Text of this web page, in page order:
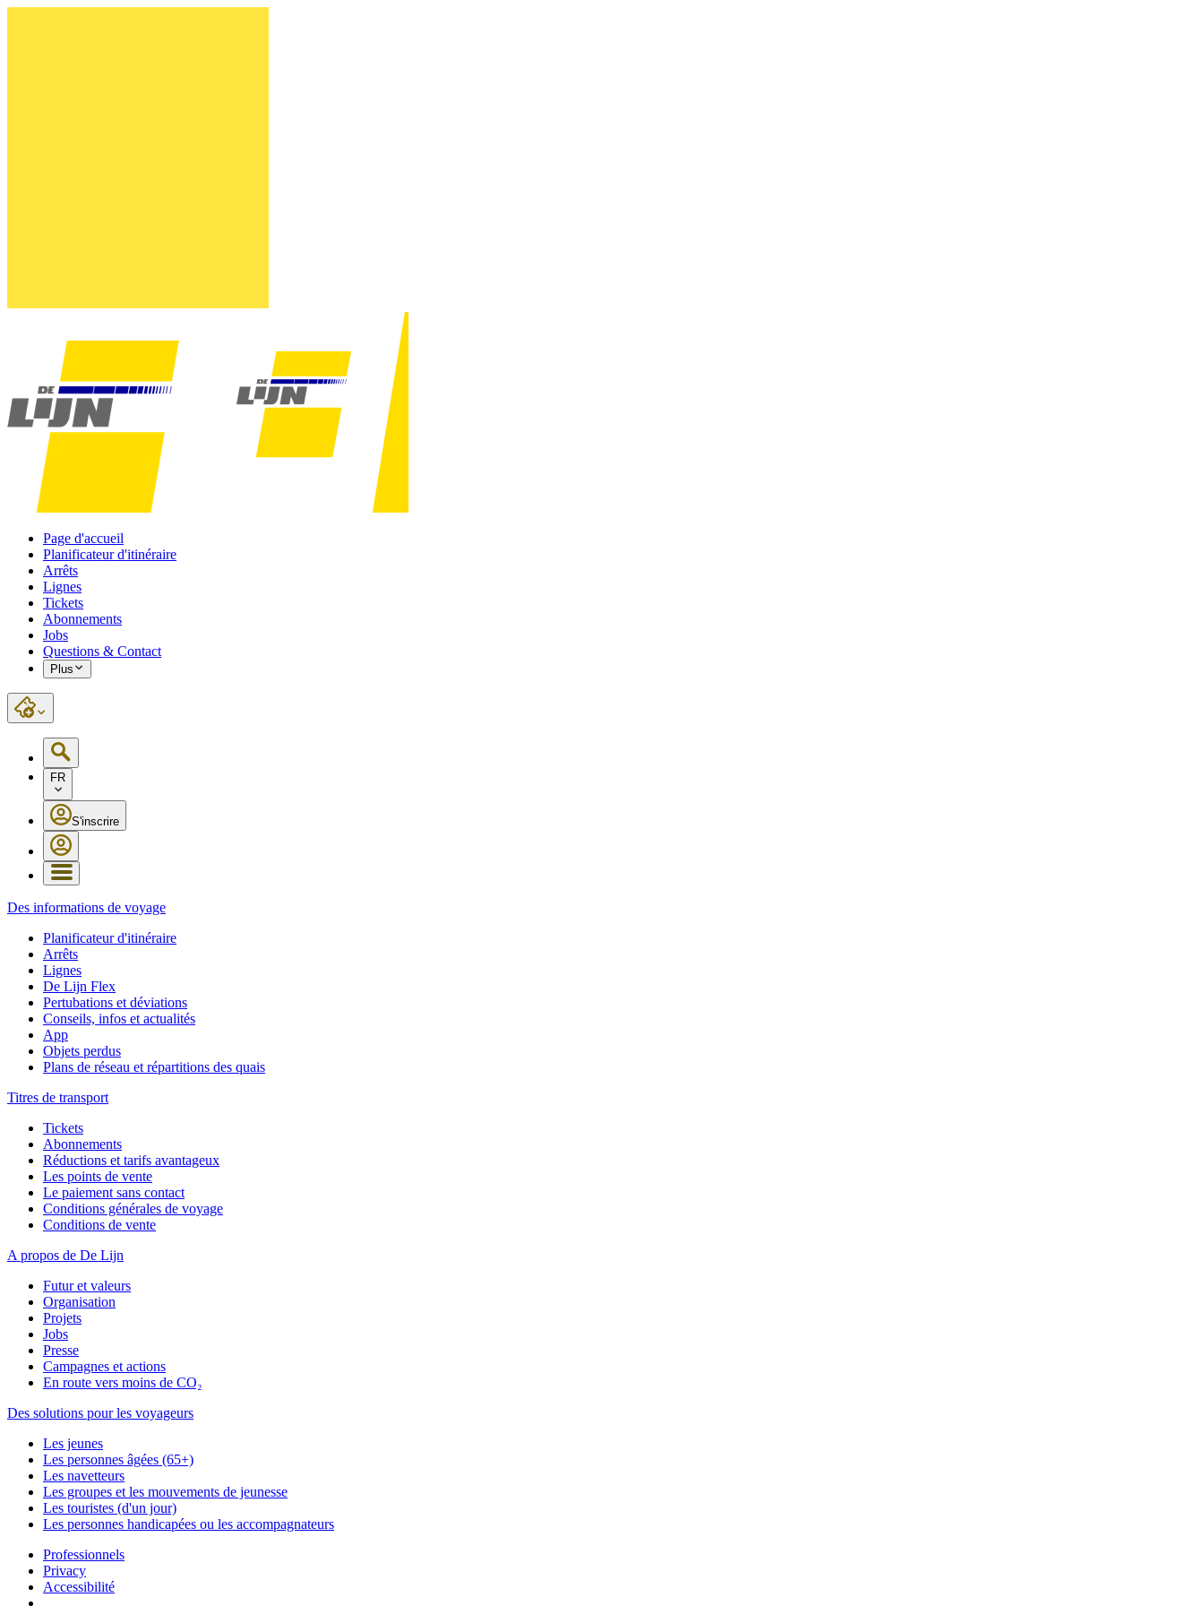
Page d'accueil
Planificateur d'itinéraire
Arrêts
Lignes
Tickets
Abonnements
Jobs
Questions & Contact
Plus
FR
S'inscrire
Des informations de voyage
Planificateur d'itinéraire
Arrêts
Lignes
De Lijn Flex
Pertubations et déviations
Conseils, infos et actualités
App
Objets perdus
Plans de réseau et répartitions des quais
Titres de transport
Tickets
Abonnements
Réductions et tarifs avantageux
Les points de vente
Le paiement sans contact
Conditions générales de voyage
Conditions de vente
A propos de De Lijn
Futur et valeurs
Organisation
Projets
Jobs
Presse
Campagnes et actions
En route vers moins de CO₂
Des solutions pour les voyageurs
Les jeunes
Les personnes âgées (65+)
Les navetteurs
Les groupes et les mouvements de jeunesse
Les touristes (d'un jour)
Les personnes handicapées ou les accompagnateurs
Professionnels
Privacy
Accessibilité